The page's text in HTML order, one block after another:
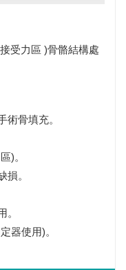
受力區 )骨骼結構處
術骨填充。
)。
損。
。
器使用)。